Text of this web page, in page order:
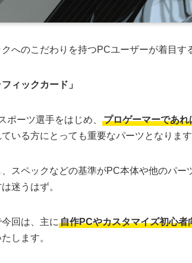
クへのこだわりを持つPCユーザーが着目す
フィックカード」
ポーツ選手をはじめ、 プロゲーマーであ
ている方にとっても重要なパーツとなります
、スペックなどの基準がPC本体や他のパ
迷うはず。
回は、主に 自作PCやカスタマイズ初心
します。